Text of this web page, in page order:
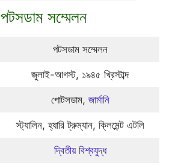
পটসডাম সম্মেলন
পটসডাম সম্মেলন
জুলাই-আগস্ট, ১৯৪৫ খ্রিস্টাব্দ
পোটসডাম, জার্মানি
স্ট্যালিন, হ্যারি ট্রুম্যান, ক্লিমেন্ট এটলি
দ্বিতীয় বিশ্বযুদ্ধ